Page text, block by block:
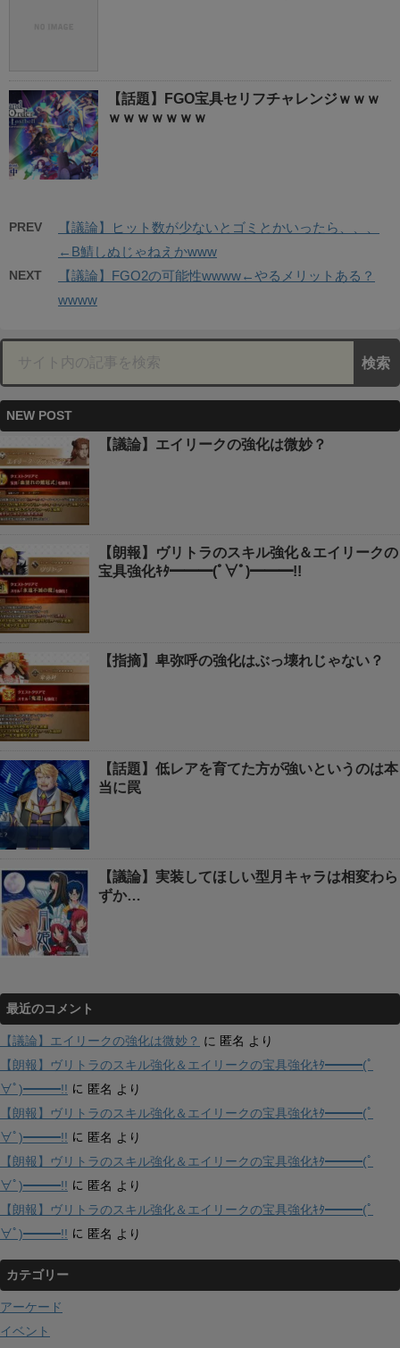
【話題】FGO宝具セリフチャレンジｗｗｗ
ｗｗｗｗｗｗｗ
PREV
【議論】ヒット数が少ないとゴミとかいったら、、、
←B鯖しぬじゃねえかwww
NEXT
【議論】FGO2の可能性wwww←やるメリットある？
wwww
NEW POST
【議論】エイリークの強化は微妙？
【朗報】ヴリトラのスキル強化＆エイリークの
宝具強化ｷﾀ━━━(ﾟ∀ﾟ)━━━!!
【指摘】卑弥呼の強化はぶっ壊れじゃない？
【話題】低レアを育てた方が強いというのは本
当に罠
【議論】実装してほしい型月キャラは相変わら
ずか…
最近のコメント
【議論】エイリークの強化は微妙？ に 匿名 より
【朗報】ヴリトラのスキル強化＆エイリークの宝具強化ｷﾀ━━━(ﾟ
∀ﾟ)━━━!! に 匿名 より
【朗報】ヴリトラのスキル強化＆エイリークの宝具強化ｷﾀ━━━(ﾟ
∀ﾟ)━━━!! に 匿名 より
【朗報】ヴリトラのスキル強化＆エイリークの宝具強化ｷﾀ━━━(ﾟ
∀ﾟ)━━━!! に 匿名 より
【朗報】ヴリトラのスキル強化＆エイリークの宝具強化ｷﾀ━━━(ﾟ
∀ﾟ)━━━!! に 匿名 より
カテゴリー
アーケード
イベント